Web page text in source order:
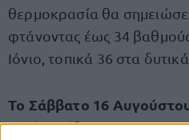
θερμοκρασία θα
φτάνοντας έως 34
Ιόνιο, τοπικά 36 στα
Το Σάββατο 16
κυρίως αίθριος, με